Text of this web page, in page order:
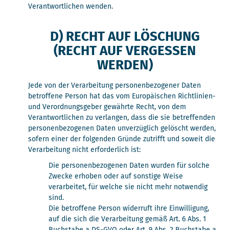
Verantwortlichen wenden.
D) RECHT AUF LÖSCHUNG
(RECHT AUF VERGESSEN
WERDEN)
Jede von der Verarbeitung personenbezogener Daten
betroffene Person hat das vom Europäischen Richtlinien-
und Verordnungsgeber gewährte Recht, von dem
Verantwortlichen zu verlangen, dass die sie betreffenden
personenbezogenen Daten unverzüglich gelöscht werden,
sofern einer der folgenden Gründe zutrifft und soweit die
Verarbeitung nicht erforderlich ist:
Die personenbezogenen Daten wurden für solche
Zwecke erhoben oder auf sonstige Weise
verarbeitet, für welche sie nicht mehr notwendig
sind.
Die betroffene Person widerruft ihre Einwilligung,
auf die sich die Verarbeitung gemäß Art. 6 Abs. 1